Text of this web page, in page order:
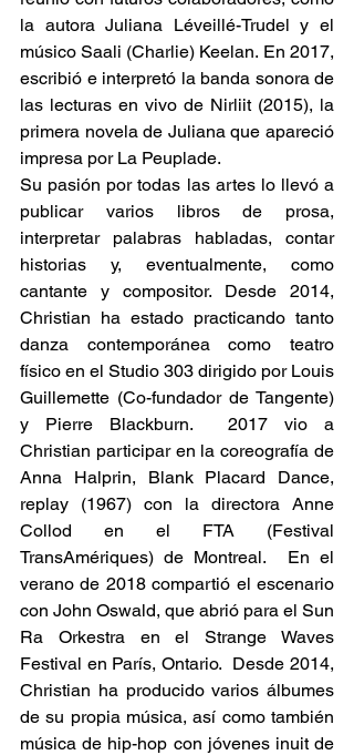
la autora Juliana Léveillé-Trudel y el
músico Saali (Charlie) Keelan. En 2017,
escribió e interpretó la banda sonora de
las lecturas en vivo de Nirliit (2015), la
primera novela de Juliana que apareció
impresa por La Peuplade.
Su pasión por todas las artes lo llevó a
publicar varios libros de prosa,
interpretar palabras habladas, contar
historias y, eventualmente, como
cantante y compositor. Desde 2014,
Christian ha estado practicando tanto
danza contemporánea como teatro
físico en el Studio 303 dirigido por Louis
Guillemette (Co-fundador de Tangente)
y Pierre Blackburn.  2017 vio a
Christian participar en la coreografía de
Anna Halprin, Blank Placard Dance,
replay (1967) con la directora Anne
Collod en el FTA (Festival
TransAmériques) de Montreal.  En el
verano de 2018 compartió el escenario
con John Oswald, que abrió para el Sun
Ra Orkestra en el Strange Waves
Festival en París, Ontario.  Desde 2014,
Christian ha producido varios álbumes
de su propia música, así como también
música de hip-hop con jóvenes inuit de